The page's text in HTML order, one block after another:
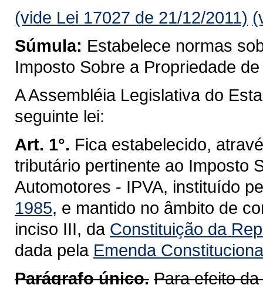
(vide Lei 17027 de 21/12/2011)
Súmula: Estabelece normas
Imposto Sobre a Propriedade
A Assembléia Legislativa do
seguinte lei:
Art. 1°. Fica estabelecido,
tributário pertinente ao Imposto
Automotores - IPVA, instituído
1985, e mantido no âmbito de
inciso III, da Constituição da
dada pela Emenda
Parágrafo único. Para efeito